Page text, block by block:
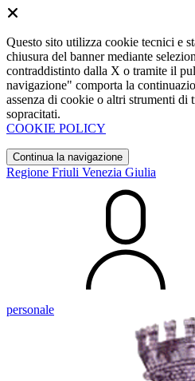
Questo sito utilizza cookie tecnici e
chiusura del banner mediante
contraddistinto dalla X o tramite il
navigazione" comporta la
assenza di cookie o altri strumenti di
sopracitati.
COOKIE POLICY
Continua la navigazione
Regione Friuli Venezia Giulia
personale